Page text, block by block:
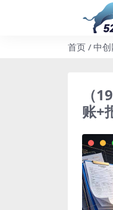
首页 中创
（
账+